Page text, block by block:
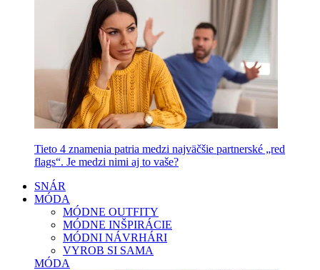
Tieto 4 znamenia patria medzi najväčšie partnerské „red
flags“. Je medzi nimi aj to vaše?
SNÁR
MÓDA
MÓDNE OUTFITY
MÓDNE INŠPIRÁCIE
MÓDNI NÁVRHÁRI
VYROB SI SAMA
MÓDA